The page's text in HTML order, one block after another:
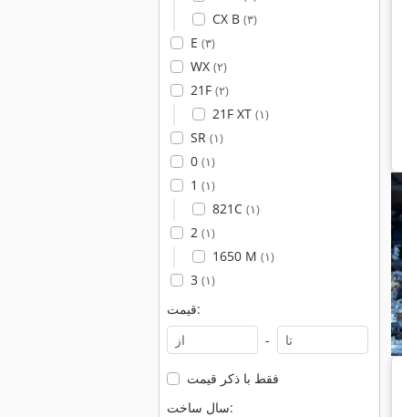
CX B (۳)
E (۳)
WX (۲)
21F (۲)
21F XT (۱)
SR (۱)
0 (۱)
1 (۱)
821C (۱)
2 (۱)
1650 M (۱)
3 (۱)
قیمت:
-
فقط با ذکر قیمت
سال ساخت: